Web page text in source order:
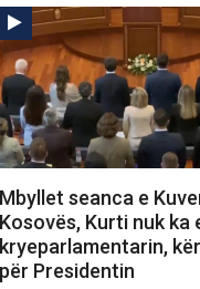
Mbyllet seanca e
Kosovës, Kurti nuk ka
kryeparlamentarin,
për Presidentin